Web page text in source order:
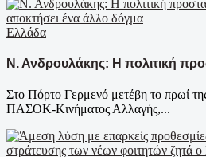
Ελλάδα
Ν. Ανδρουλάκης: Η πολιτική
Στο Πόρτο Γερμενό μετέβη το πρωί
ΠΑΣΟΚ-Κινήματος Αλλαγής,...